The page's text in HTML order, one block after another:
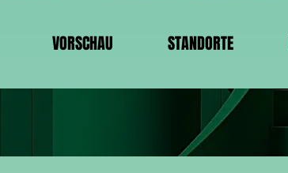
VORSCHAU STANDORTE